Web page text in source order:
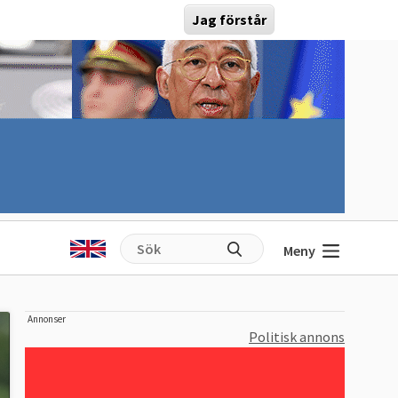
Jag förstår
Meny
Annonser
Politisk annons